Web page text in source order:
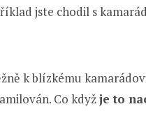
jste chodil s
k blízkému
Co kdyžje to